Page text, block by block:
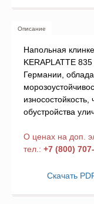
Описание
Напольная
KERAPLATTE
Германии,
обустройства
О ценах на доп.
тел.: +7 (800)
Скачать